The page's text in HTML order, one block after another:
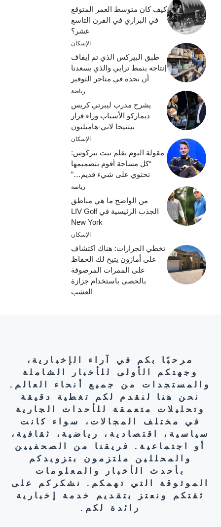
كيف كان متوسط ​​العمر المتوقع
في البراري في القرن التاسع
عشر؟
الإسكان
طبق البيركس الذي تم إيقاف
إنتاجه بنمط ترابي والذي يسعدنا
أن نجده في متاجر التوفير
رياضة
يشرح مدرب ليبرتي كريس
ديماركو الأسباب وراء قرار
بيتنيجا لاني-هاميلتون
الإسكان
مقولة اليوم بقلم نيت بيركوس:
“كل مساحة أقوم بتصميمها
تحتوي على شيء قديم…”
رياضة
من الواضح ما هي مناطق
الجذب الرئيسية في LIV Golf
New York
الإسكان
تخطي الجرارات: هناك اكتشاف
على أمازون يتيح لك الحفاظ
على الممرات المرصوفة
بالحصى باستخدام جزازة
العشب
مرحبًا بكم في آراء الإخبارية،
وجهتكم الأولى للأخبار الشاملة
والمستجدات من جميع أنحاء العالم.
نحن هنا لنقدم لكم تغطية دقيقة
وتحليلات متعمقة للأحداث الجارية
في مختلف المجالات، سواء كانت
سياسية، اقتصادية، رياضية، ثقافية،
أو اجتماعية. فريقنا من الصحفيين
والمحللين ملتزمون بتزويدكم
بأحدث الأخبار والمعلومات
الموثوقة التي تهمكم. نشكركم على
ثقتكم ونعتز بتقديم خدمة إخبارية
رائدة لكم.